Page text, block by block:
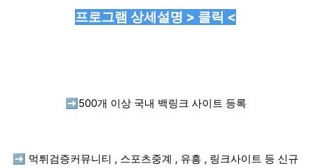
프로그램 상세설명 > 클릭 <
➡️ 500개 이상 국내 백링크 사이트 등록
➡️ 먹튀검증커뮤니티 , 스포츠중계 , 유흥 , 링크사이트 등 신규